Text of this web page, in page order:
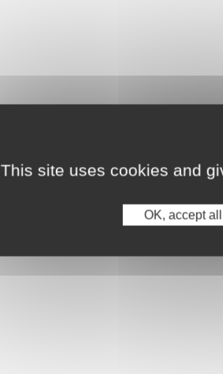
This site uses cookies and
OK, accept all